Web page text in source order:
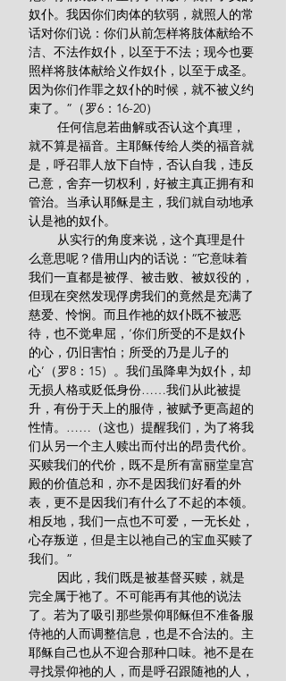
奴仆。我因你们肉体的软弱，就照人的常
话对你们说：你们从前怎样将肢体献给不
洁、不法作奴仆，以至于不法；现今也要
照样将肢体献给义作奴仆，以至于成圣。
因为你们作罪之奴仆的时候，就不被义约
束了。”（罗6：16-20）
就不算是福音。主耶稣传给人类的福音就
是，呼召罪人放下自恃，否认自我，违反
己意，舍弃一切权利，好被主真正拥有和
管治。当承认耶稣是主，我们就自动地承
认是祂的奴仆。
么意思呢？借用山内的话说：“它意味着
我们一直都是被俘、被击败、被奴役的，
但现在突然发现俘虏我们的竟然是充满了
慈爱、怜悯。而且作祂的奴仆既不被恶
待，也不觉卑屈，‘你们所受的不是奴仆
的心，仍旧害怕；所受的乃是儿子的
心’（罗8：15）。我们虽降卑为奴仆，却
无损人格或贬低身份……我们从此被提
升，有份于天上的服侍，被赋予更高超的
性情。……（这也）提醒我们，为了将我
们从另一个主人赎出而付出的昂贵代价。
买赎我们的代价，既不是所有富丽堂皇宫
殿的价值总和，亦不是因我们好看的外
表，更不是因我们有什么了不起的本领。
相反地，我们一点也不可爱，一无长处，
心存叛逆，但是主以祂自己的宝血买赎了
我们。”
完全属于祂了。不可能再有其他的说法
了。若为了吸引那些景仰耶稣但不准备服
侍祂的人而调整信息，也是不合法的。主
耶稣自己也从不迎合那种口味。祂不是在
寻找景仰祂的人，而是呼召跟随祂的人，